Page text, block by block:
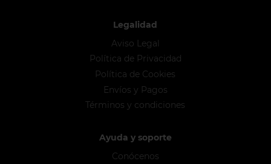
Legalidad
Aviso Legal
Política de Privacidad
Política de Cookies
Envíos y Pagos
Términos y condiciones
Ayuda y soporte
Conócenos